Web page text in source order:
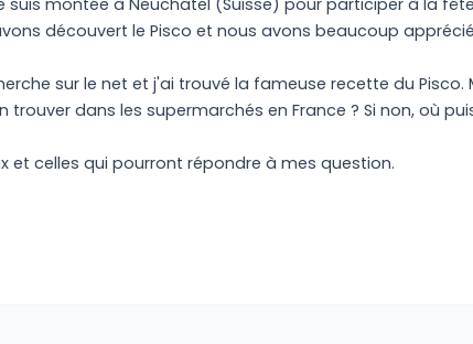
suis montée à Neuchâtel (Suisse) pour participer à la
découvert le Pisco et nous avons beaucoup
sur le net et j'ai trouvé la fameuse recette du
trouver dans les supermarchés en France ? Si non, où
et celles qui pourront répondre à mes question.